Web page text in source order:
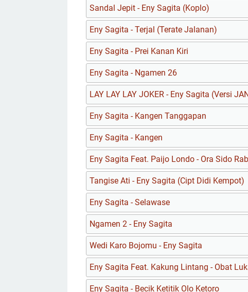
Sandal Jepit - Eny Sagita (Koplo)
Eny Sagita - Terjal (Terate Jalanan)
Eny Sagita - Prei Kanan Kiri
Eny Sagita - Ngamen 26
LAY LAY LAY JOKER - Eny Sagita (Versi
Eny Sagita - Kangen Tanggapan
Eny Sagita - Kangen
Eny Sagita Feat. Paijo Londo - Ora Sido
Tangise Ati - Eny Sagita (Cipt Didi Kempot)
Eny Sagita - Selawase
Ngamen 2 - Eny Sagita
Wedi Karo Bojomu - Eny Sagita
Eny Sagita Feat. Kakung Lintang - Obat
Eny Sagita - Becik Ketitik Olo Ketoro